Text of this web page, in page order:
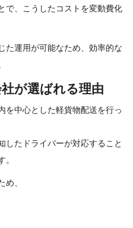
で、こうしたコストを変動費化
た運用が可能なため、効率的な
が選ば れ る 理 由
を中心とした軽貨物配送を行っ
したドライバーが対応すること
、